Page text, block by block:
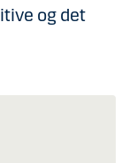
og det